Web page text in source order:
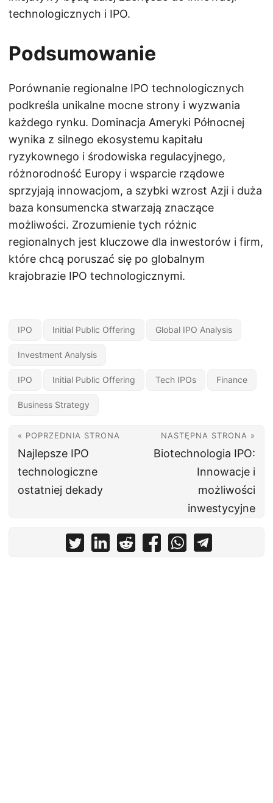
technologicznych i IPO.
Podsumowanie
Porównanie regionalne IPO technologicznych
podkreśla unikalne mocne strony i wyzwania
każdego rynku. Dominacja Ameryki Północnej
wynika z silnego ekosystemu kapitału
ryzykownego i środowiska regulacyjnego,
różnorodność Europy i wsparcie rządowe
sprzyjają innowacjom, a szybki wzrost Azji i duża
baza konsumencka stwarzają znaczące
możliwości. Zrozumienie tych różnic
regionalnych jest kluczowe dla inwestorów i firm,
które chcą poruszać się po globalnym
krajobrazie IPO technologicznymi.
IPO Initial Public Offering Global IPO Analysis
Investment Analysis
IPO Initial Public Offering Tech IPOs Finance
Business Strategy
« POPRZEDNIA STRONA
Najlepsze IPO
technologiczne
ostatniej dekady
NASTĘPNA STRONA »
Biotechnologia IPO:
Innowacje i
możliwości
inwestycyjne